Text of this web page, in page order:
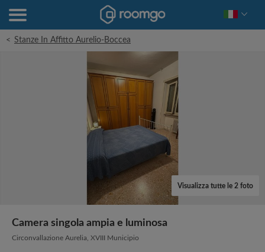
< Stanze In Affitto Aurelio-Boccea
Visualizza tutte le 2 foto
Camera singola ampia e luminosa
Circonvallazione Aurelia, XVIII Municipio